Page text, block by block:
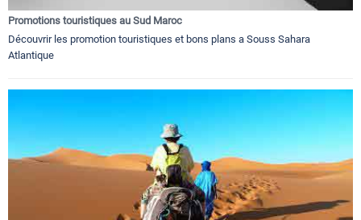
Promotions touristiques au Sud Maroc
Découvrir les promotion touristiques et bons plans a Souss Sahara
Atlantique